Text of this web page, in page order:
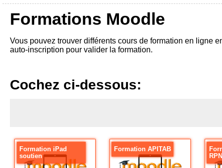
Formations Moodle
Vous pouvez trouver différents cours de formation en ligne
auto-inscription pour valider la formation.
Cochez ci-dessous:
Formation iPad
soutien
Formation APITAB